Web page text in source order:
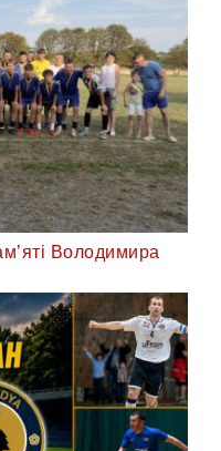
Володимира